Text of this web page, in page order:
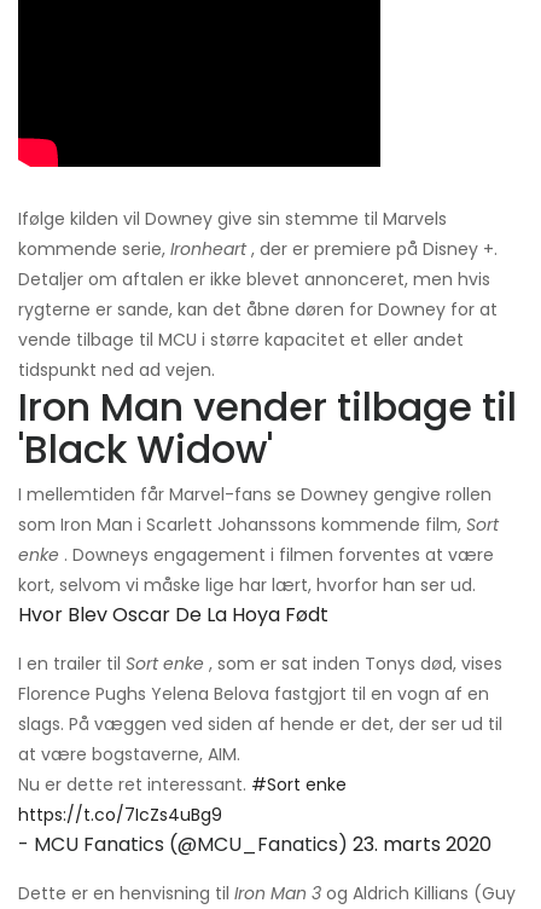
Ifølge kilden vil Downey give sin stemme til Marvels
kommende serie, Ironheart, der er premiere på Disney +.
Detaljer om aftalen er ikke blevet annonceret, men hvis
rygterne er sande, kan det åbne døren for Downey for at
vende tilbage til MCU i større kapacitet et eller andet
tidspunkt ned ad vejen.
Iron Man vender tilbage til
'Black Widow'
I mellemtiden får Marvel-fans se Downey gengive rollen
som Iron Man i Scarlett Johanssons kommende film, Sort
enke . Downeys engagement i filmen forventes at være
kort, selvom vi måske lige har lært, hvorfor han ser ud.
Hvor Blev Oscar De La Hoya Født
I en trailer til Sort enke , som er sat inden Tonys død, vises
Florence Pughs Yelena Belova fastgjort til en vogn af en
slags. På væggen ved siden af ​​hende er det, der ser ud til
at være bogstaverne, AIM.
Nu er dette ret interessant. #Sort enke
https://t.co/7IcZs4uBg9
- MCU Fanatics (@MCU_Fanatics) 23. marts 2020
Dette er en henvisning til Iron Man 3 og Aldrich Killians (Guy